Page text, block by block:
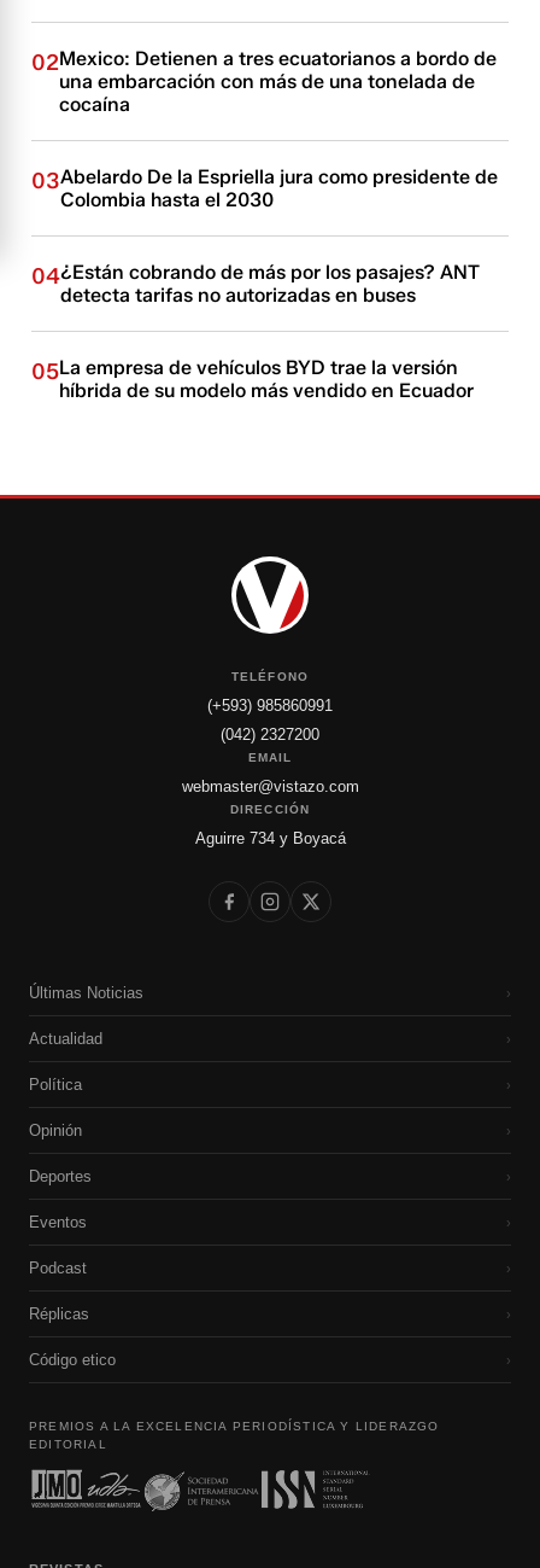
02Mexico: Detienen a tres ecuatorianos a bordo de
una embarcación con más de una tonelada de
cocaína
03Abelardo De la Espriella jura como presidente de
Colombia hasta el 2030
04¿Están cobrando de más por los pasajes? ANT
detecta tarifas no autorizadas en buses
05La empresa de vehículos BYD trae la versión
híbrida de su modelo más vendido en Ecuador
TELÉFONO
(+593) 985860991
(042) 2327200
EMAIL
webmaster@vistazo.com
DIRECCIÓN
Aguirre 734 y Boyacá
Últimas Noticias ›
Actualidad ›
Política ›
Opinión ›
Deportes ›
Eventos ›
Podcast ›
Réplicas ›
Código etico ›
PREMIOS A LA EXCELENCIA PERIODÍSTICA Y LIDERAZGO
EDITORIAL